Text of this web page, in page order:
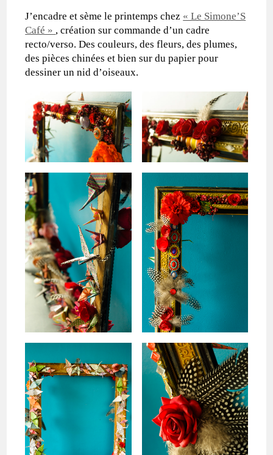
J’encadre et sème le printemps chez « Le Simone’S
Café » , création sur commande d’un cadre
recto/verso. Des couleurs, des fleurs, des plumes,
des pièces chinées et bien sur du papier pour
dessiner un nid d’oiseaux.